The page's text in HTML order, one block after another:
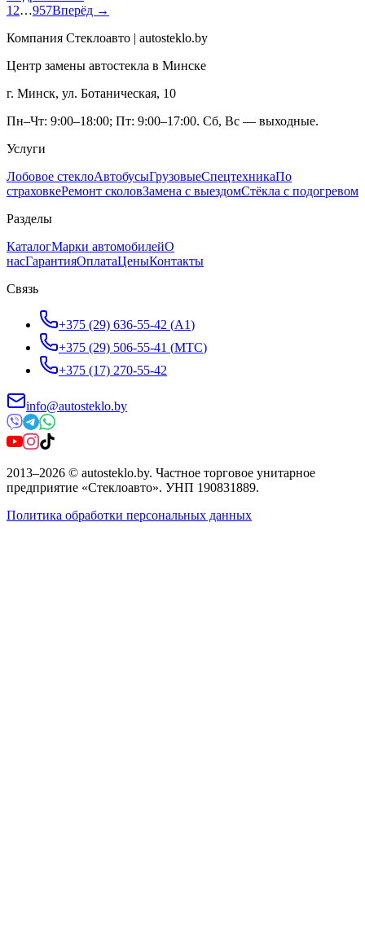
1 2…957Вперёд →
Компания Стеклоавто | autosteklo.by
Центр замены автостекла в Минске
г. Минск, ул. Ботаническая, 10
Пн–Чт: 9:00–18:00; Пт: 9:00–17:00. Сб, Вс — выходные.
Услуги
Лобовое стеклоАвтобусыГрузовыеСпецтехникаПо
страховкеРемонт сколовЗамена с выездомСтёкла с подогревом
Разделы
КаталогМарки автомобилейО
насГарантияОплатаЦеныКонтакты
Связь
+375 (29) 636-55-42 (A1)
+375 (29) 506-55-41 (МТС)
+375 (17) 270-55-42
info@autosteklo.by
2013–2026 © autosteklo.by. Частное торговое унитарное
предприятие «Стеклоавто». УНП 190831889.
Политика обработки персональных данных